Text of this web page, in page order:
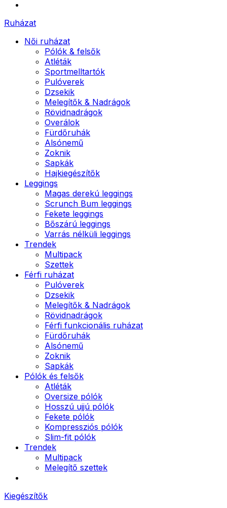
Ruházat
Női ruházat
Pólók & felsők
Atléták
Sportmelltartók
Pulóverek
Dzsekik
Melegítők & Nadrágok
Rövidnadrágok
Overálok
Fürdőruhák
Alsónemű
Zoknik
Sapkák
Hajkiegészítők
Leggings
Magas derekú leggings
Scrunch Bum leggings
Fekete leggings
Bőszárú leggings
Varrás nélküli leggings
Trendek
Multipack
Szettek
Férfi ruházat
Pulóverek
Dzsekik
Melegítők & Nadrágok
Rövidnadrágok
Férfi funkcionális ruházat
Fürdőruhák
Alsónemű
Zoknik
Sapkák
Pólók és felsők
Atléták
Oversize pólók
Hosszú ujjú pólók
Fekete pólók
Kompressziós pólók
Slim-fit pólók
Trendek
Multipack
Melegítő szettek
Kiegészítők